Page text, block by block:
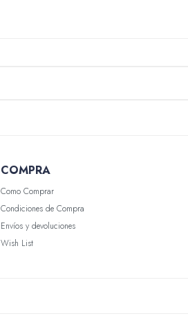
COMPRA
Como Comprar
Condiciones de Compra
Envíos y devoluciones
Wish List